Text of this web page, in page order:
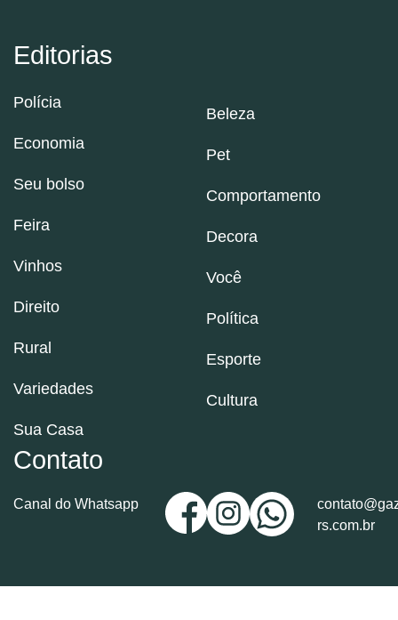
Editorias
Polícia
Economia
Seu bolso
Feira
Vinhos
Direito
Rural
Variedades
Sua Casa
Beleza
Pet
Comportamento
Decora
Você
Política
Esporte
Cultura
Contato
Canal do Whatsapp
rs.com.br